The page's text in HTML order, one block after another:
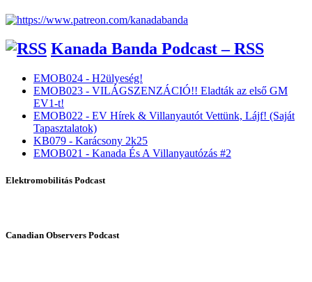
Kanada Banda Podcast – RSS
EMOB024 - H2ülyeség!
EMOB023 - VILÁGSZENZÁCIÓ!! Eladták az első GM
EV1-t!
EMOB022 - EV Hírek & Villanyautót Vettünk, Lájf! (Saját
Tapasztalatok)
KB079 - Karácsony 2k25
EMOB021 - Kanada És A Villanyautózás #2
Elektromobilitás Podcast
Canadian Observers Podcast